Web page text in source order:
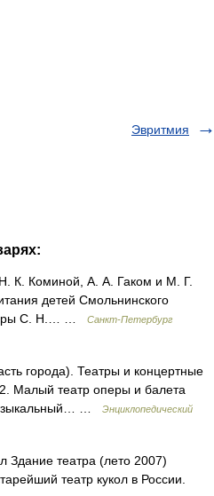
Эвритмия
Коминой, А. А. Гаком и М. Г.
детей Смольнинского
С. Н.… …
Санкт-Петербург
города). Театры и концертные
Малый театр оперы и балета
…
Энциклопедический
Здание театра (лето 2007)
театр кукол в России.